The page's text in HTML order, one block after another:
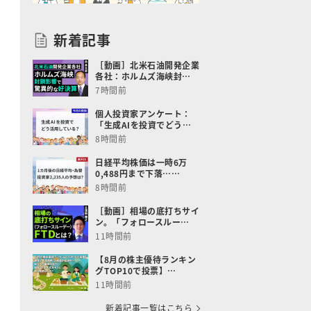
新着記事
［動画］北米石油開発企業
各社：ホルムズ海峡封…
7時間前
個人投資家アンケート：
「生成AIを投資でどう…
8時間前
日経平均株価は一時6万
0,488円まで下落……
8時間前
［動画］相場の底打ちサイ
ン。「フォロースルー…
11時間前
【8月の株主優待ランキン
グTOP10で投票】…
11時間前
新着記事一覧はこちら